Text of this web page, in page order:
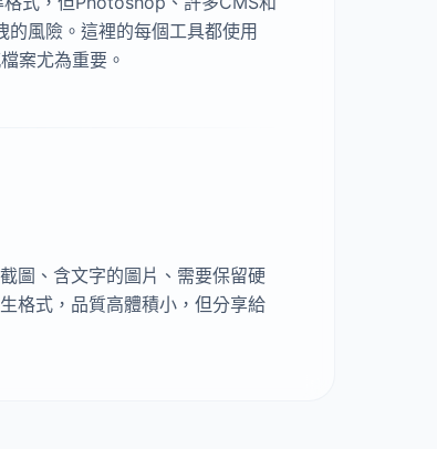
風險。這裡的每個工具都使用
案尤為重要。
圖、含文字的圖片、需要保留硬
格式，品質高體積小，但分享給